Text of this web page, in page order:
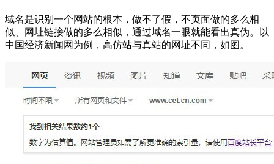
域名是识别一个网站的根本，做不了假，不页面做的多么相
似、网址链接做的多么相似，通过域名一眼就能看出真伪。以
中国经济新闻网为例，高仿站与真站的网址不同，如图。